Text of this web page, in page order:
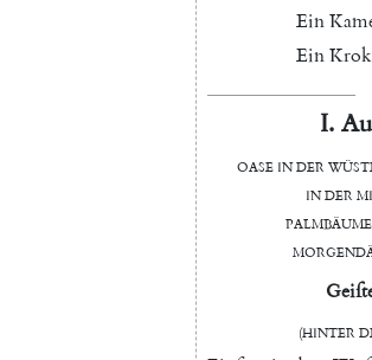
Ein
Ein
I.
Oaſeinder
inder
(hinter